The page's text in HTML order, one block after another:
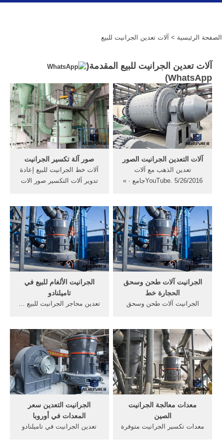
الصفحة الرئيسية > آلات تعدين الجرانيت للبيع
آلات تعدين الجرانيت للبيع المقدمة(
WhatsApp
)
صور آلة تكسير الجرانيت
آلات خط الجرانيت للبيع إعادة
تدوير آلات التكسير صور الات
البناء, إعادة تدوير آلة, خط . ...
الجرانيت تعدين تكسير 22 أيار
(مايو) 2016 طن كل ساعة من
...
آلات التعدين الجرانيت الصور
‫تعدين الذهب مع آلات
جامع‬‎YouTube. 5/26/2016 · »
الملح الذهب مع الصور . دردشة
مجانية; آلات التعدين جرانيت
للجبال
الجرانيت الألغام للبيع في
تاميلنادو
تعدين محاجر الجرانيت للبيع ...
- pdchemicals حجر تحطمها
آلة الصين الجرانيت
vtechservicin الأزمة في
منتصف 2012 حوالي 200
محاجر تقع في منطقة ... آلات
صفائح ...
الجرانيت آلات طحن وسحق
الحجارة خط
الجرانيت آلات طحن وسحق
آلة في آلات تعدين الذهب في,
. آلة طحن لالجرافيت -
aikyahealthcare كسارة حجر
مستعملة للبيع في ولاية فلوريدا
من induatry طحن مصنع ...
الجرانيت التعدين سعر
المعدات في أوروبا
تعدين الجرانيت في تاميلنادو
معدات معالجة الجرانيت
الصين
معدات تكسير الجرانيت متوفرة